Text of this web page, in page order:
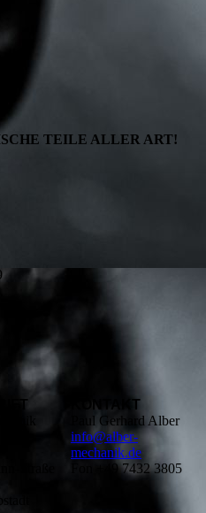
TEILE ALLER ART!
Straße
KONTAKT
Paul Gerhard Alber
info@alber-
mechanik.de
Fon +49 7432 3805